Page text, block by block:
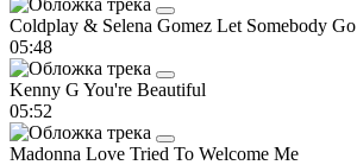
Coldplay & Selena Gomez Let Somebody Go
05:48
Kenny G You're Beautiful
05:52
Madonna Love Tried To Welcome Me